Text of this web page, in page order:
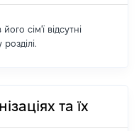
сім'ї відсутні
та їх